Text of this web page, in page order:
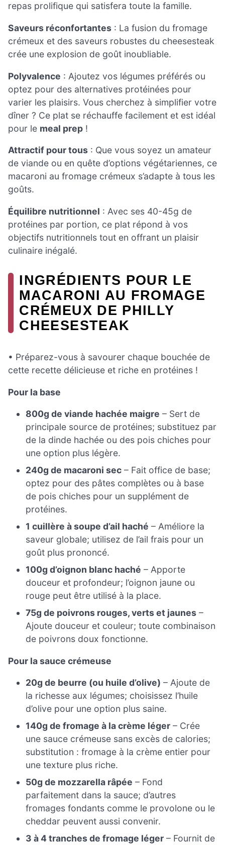
repas prolifique qui satisfera toute la famille.
Saveurs réconfortantes : La fusion du fromage
crémeux et des saveurs robustes du cheesesteak
crée une explosion de goût inoubliable.
Polyvalence : Ajoutez vos légumes préférés ou
optez pour des alternatives protéinées pour
varier les plaisirs. Vous cherchez à simplifier votre
dîner ? Ce plat se réchauffe facilement et est idéal
pour le meal prep !
Attractif pour tous : Que vous soyez un amateur
de viande ou en quête d’options végétariennes, ce
macaroni au fromage crémeux s’adapte à tous les
goûts.
Équilibre nutritionnel : Avec ses 40-45g de
protéines par portion, ce plat répond à vos
objectifs nutritionnels tout en offrant un plaisir
culinaire inégalé.
INGRÉDIENTS POUR LE
MACARONI AU FROMAGE
CRÉMEUX DE PHILLY
CHEESESTEAK
• Préparez-vous à savourer chaque bouchée de
cette recette délicieuse et riche en protéines !
Pour la base
800g de viande hachée maigre – Sert de
principale source de protéines; substituez par
de la dinde hachée ou des pois chiches pour
une option plus légère.
240g de macaroni sec – Fait office de base;
optez pour des pâtes complètes ou à base
de pois chiches pour un supplément de
protéines.
1 cuillère à soupe d’ail haché – Améliore la
saveur globale; utilisez de l’ail frais pour un
goût plus prononcé.
100g d’oignon blanc haché – Apporte
douceur et profondeur; l’oignon jaune ou
rouge peut être utilisé à la place.
75g de poivrons rouges, verts et jaunes –
Ajoute douceur et couleur; toute combinaison
de poivrons doux fonctionne.
Pour la sauce crémeuse
20g de beurre (ou huile d’olive) – Ajoute de
la richesse aux légumes; choisissez l’huile
d’olive pour une option plus saine.
140g de fromage à la crème léger – Crée
une sauce crémeuse sans excès de calories;
substitution : fromage à la crème entier pour
une texture plus riche.
50g de mozzarella râpée – Fond
parfaitement dans la sauce; d’autres
fromages fondants comme le provolone ou le
cheddar peuvent aussi convenir.
3 à 4 tranches de fromage léger – Fournit de